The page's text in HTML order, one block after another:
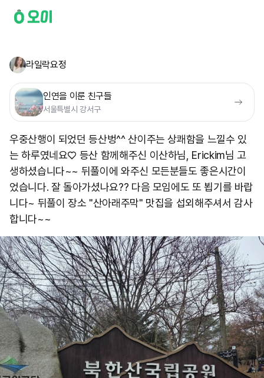
라일락요정
인연을 이룬 친구들
서울특별시 강서구
우중산행이 되었던 등산벙^^ 산이주는 상쾌함을 느낄수 있
는 하루였네요♡ 등산 함께해주신 이산하님, Erickim님 고
생하셨습니다~~ 뒤풀이에 와주신 모든분들도 좋은시간이
었습니다. 잘 돌아가셨나요?? 다음 모임에도 또 뵙기를 바랍
니다~ 뒤풀이 장소 "산아래주막" 맛집을 섭외해주셔서 감사
합니다~~